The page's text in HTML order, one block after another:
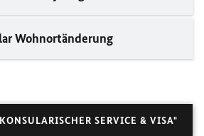
Wohnortänderung
SERVICE & VISA"